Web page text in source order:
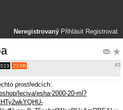
Neregistrovaný Přihlásit Registrovat
23:08 #3
prostředcích:
leciva/esha-2000-20-ml?